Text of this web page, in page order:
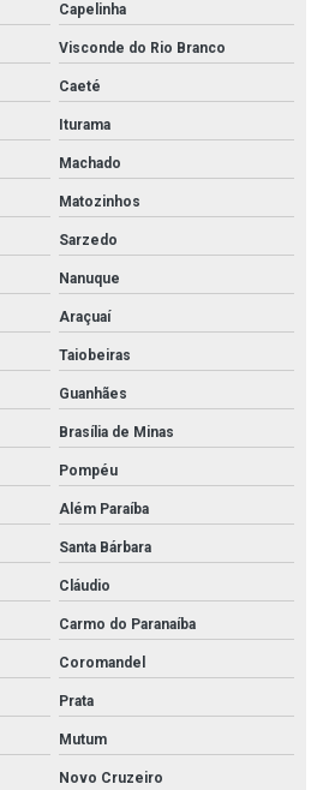
Capelinha
Visconde do Rio Branco
Caeté
Iturama
Machado
Matozinhos
Sarzedo
Nanuque
Araçuaí
Taiobeiras
Guanhães
Brasília de Minas
Pompéu
Além Paraíba
Santa Bárbara
Cláudio
Carmo do Paranaíba
Coromandel
Prata
Mutum
Novo Cruzeiro